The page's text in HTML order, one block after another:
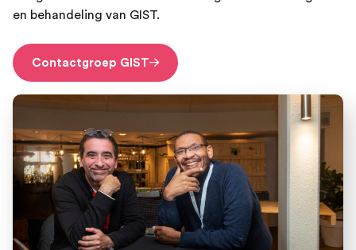
en behandeling van GIST.
Contactgroep GIST